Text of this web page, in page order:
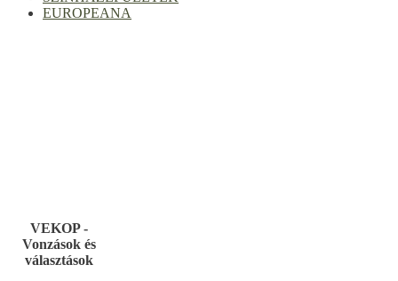
EUROPEANA
VEKOP -
Vonzások és
választások